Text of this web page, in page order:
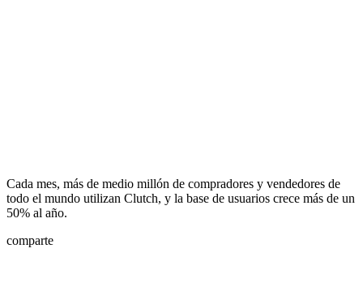
Cada mes, más de medio millón de compradores y vendedores de
todo el mundo utilizan Clutch, y la base de usuarios crece más de un
50% al año.
comparte